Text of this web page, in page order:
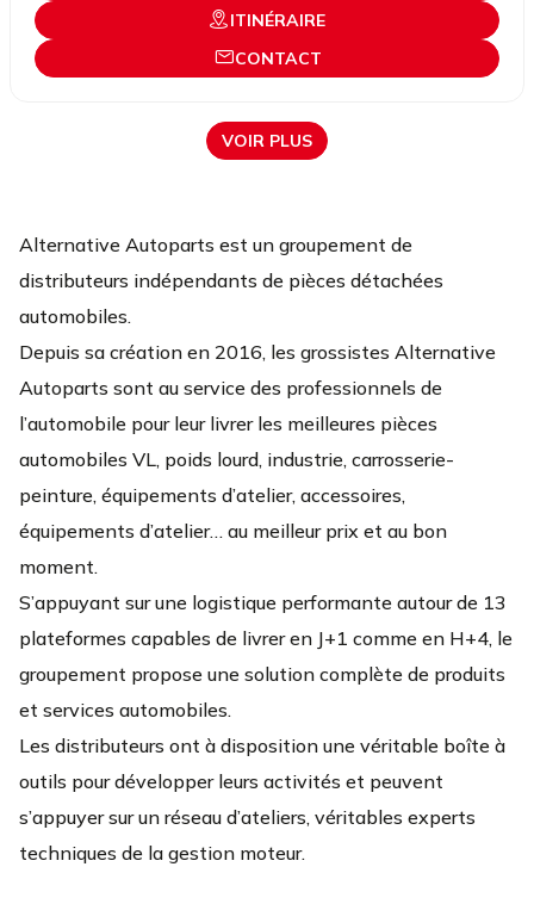
ITINÉRAIRE
CONTACT
VOIR PLUS
Alternative Autoparts est un groupement de
distributeurs indépendants de pièces détachées
automobiles.
Depuis sa création en 2016, les grossistes Alternative
Autoparts sont au service des professionnels de
l’automobile pour leur livrer les meilleures pièces
automobiles VL, poids lourd, industrie, carrosserie-
peinture, équipements d’atelier, accessoires,
équipements d’atelier… au meilleur prix et au bon
moment.
S’appuyant sur une logistique performante autour de 13
plateformes capables de livrer en J+1 comme en H+4, le
groupement propose une solution complète de produits
et services automobiles.
Les distributeurs ont à disposition une véritable boîte à
outils pour développer leurs activités et peuvent
s’appuyer sur un réseau d’ateliers, véritables experts
techniques de la gestion moteur.